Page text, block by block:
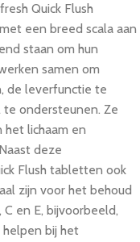
Quick Flush
een breed scala aan
staan om hun
samen om
de leverfunctie te
ondersteunen. Ze
lichaam en
deze
Flush tabletten ook
zijn voor het behoud
en E, bijvoorbeeld,
bij het